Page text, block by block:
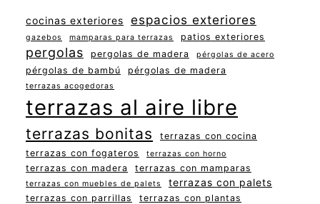
cocinas exteriores espacios exteriores
gazebos mamparas para terrazas patios exteriores
pergolas pergolas de madera pérgolas de acero
pérgolas de bambú pérgolas de madera
terrazas acogedoras
terrazas al aire libre
terrazas bonitas
terrazas con cocina
terrazas con fogateros
terrazas con horno
terrazas con madera terrazas con mamparas
terrazas con muebles de palets terrazas con palets
terrazas con parrillas terrazas con plantas